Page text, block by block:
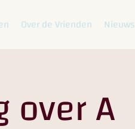
Over de Vrienden Nieuws
A